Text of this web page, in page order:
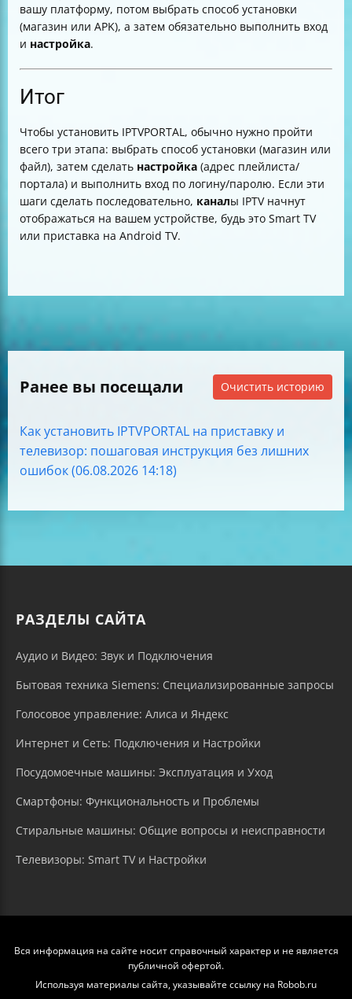
вашу платформу, потом выбрать способ установки
(магазин или APK), а затем обязательно выполнить вход
и настройка.
Итог
Чтобы установить IPTVPORTAL, обычно нужно пройти
всего три этапа: выбрать способ установки (магазин или
файл), затем сделать настройка (адрес плейлиста/
портала) и выполнить вход по логину/паролю. Если эти
шаги сделать последовательно, каналы IPTV начнут
отображаться на вашем устройстве, будь это Smart TV
или приставка на Android TV.
Ранее вы посещали Очистить историю
Как установить IPTVPORTAL на приставку и
телевизор: пошаговая инструкция без лишних
ошибок (06.08.2026 14:18)
РАЗДЕЛЫ САЙТА
Аудио и Видео: Звук и Подключения
Бытовая техника Siemens: Специализированные запросы
Голосовое управление: Алиса и Яндекс
Интернет и Сеть: Подключения и Настройки
Посудомоечные машины: Эксплуатация и Уход
Смартфоны: Функциональность и Проблемы
Стиральные машины: Общие вопросы и неисправности
Телевизоры: Smart TV и Настройки
Вся информация на сайте носит справочный характер и не является
публичной офертой.
Используя материалы сайта, указывайте ссылку на Robob.ru